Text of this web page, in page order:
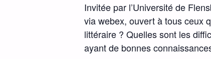
Invitée par l’Université de
via webex, ouvert à tous ceux
littéraire ? Quelles sont les
ayant de bonnes